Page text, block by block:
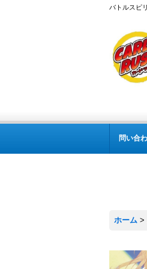
バトルスピ
問い合
ホーム >